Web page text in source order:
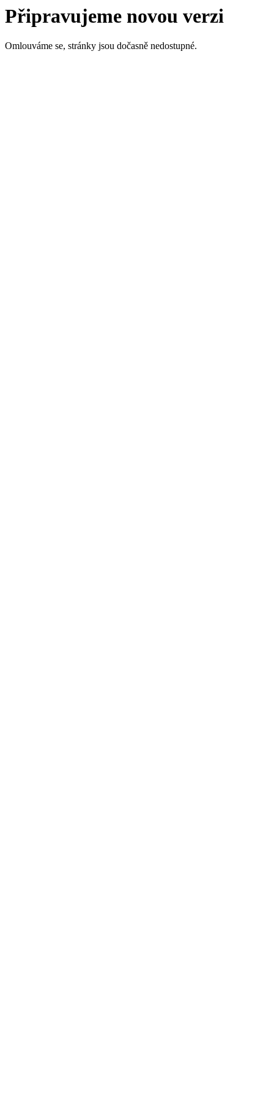
Připravujeme novou verzi
Omlouváme se, stránky jsou dočasně nedostupné.